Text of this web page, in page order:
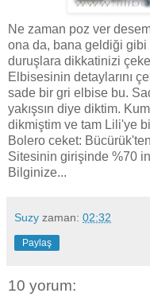
Ne zaman poz ver
ona da, bana geldiği gibi
duruşlara dikkatinizi
Elbisesinin detaylarını
sade bir gri elbise bu.
yakışsın diye diktim.
dikmiştim ve tam Lili'ye
Bolero ceket: Bücürük'ten
Sitesinin girişinde %70
Bilginize...
Suzy zaman: 02:32
Paylaş
10 yorum: